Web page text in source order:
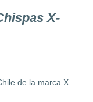
X-
de la marca X